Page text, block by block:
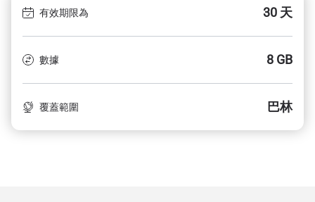
有效期限為 30 天
數據 8 GB
覆蓋範圍 巴林